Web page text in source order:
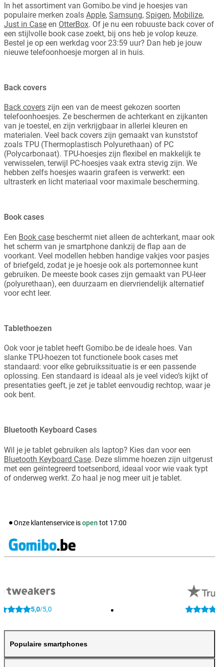
In het assortiment van Gomibo.be vind je hoesjes van
populaire merken zoals Apple, Samsung, Spigen, Mobilize,
Just in Case en OtterBox. Of je nu een robuuste back cover of
een stijlvolle book case zoekt, bij ons heb je volop keuze.
Bestel je op een werkdag voor 23:59 uur? Dan heb je jouw
nieuwe telefoonhoesje morgen al in huis.
Back covers
Back covers zijn een van de meest gekozen soorten
telefoonhoesjes. Ze beschermen de achterkant en zijkanten
van je toestel, en zijn verkrijgbaar in allerlei kleuren en
materialen. Veel back covers zijn gemaakt van kunststof
zoals TPU (Thermoplastisch Polyurethaan) of PC
(Polycarbonaat). TPU-hoesjes zijn flexibel en makkelijk te
verwisselen, terwijl PC-hoesjes vaak extra stevig zijn. We
hebben zelfs hoesjes waarin grafeen is verwerkt: een
ultrasterk en licht materiaal voor maximale bescherming.
Book cases
Een Book case beschermt niet alleen de achterkant, maar ook
het scherm van je smartphone dankzij de flap aan de
voorkant. Veel modellen hebben handige vakjes voor pasjes
of briefgeld, zodat je je hoesje ook als portemonnee kunt
gebruiken. De meeste book cases zijn gemaakt van PU-leer
(polyurethaan), een duurzaam en diervriendelijk alternatief
voor echt leer.
Tablethoezen
Ook voor je tablet heeft Gomibo.be de ideale hoes. Van
slanke TPU-hoezen tot functionele book cases met
standaard: voor elke gebruikssituatie is er een passende
oplossing. Een standaard is ideaal als je veel video’s kijkt of
presentaties geeft, je zet je tablet eenvoudig rechtop, waar je
ook bent.
Bluetooth Keyboard Cases
Wil je je tablet gebruiken als laptop? Kies dan voor een
Bluetooth Keyboard Case. Deze slimme hoezen zijn uitgerust
met een geïntegreerd toetsenbord, ideaal voor wie vaak typt
of onderweg werkt. Zo haal je nog meer uit je tablet.
Onze klantenservice isopen tot 17:00
5,0/5,0
Populaire smartphones